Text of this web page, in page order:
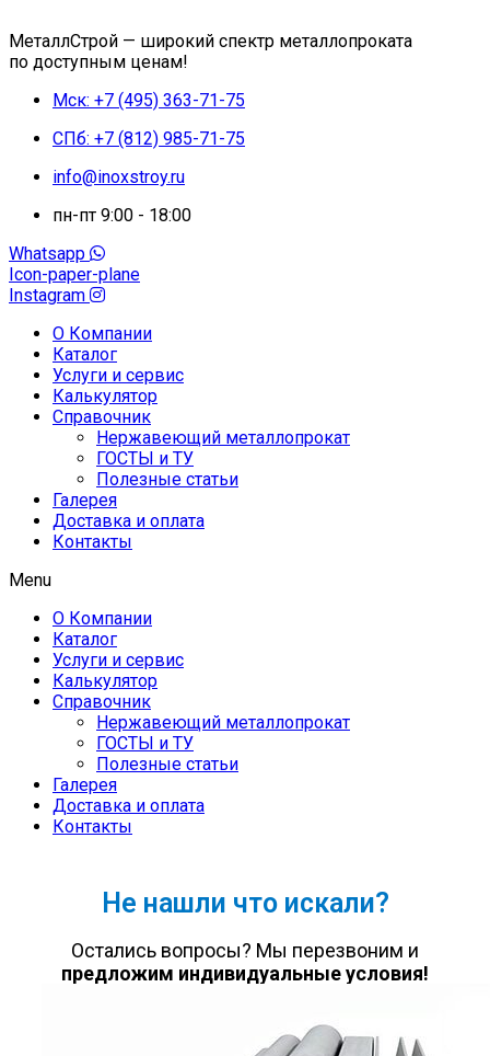
МеталлСтрой — широкий спектр металлопроката
по доступным ценам!
Мск: +7 (495) 363-71-75
СПб: +7 (812) 985-71-75
info@inoxstroy.ru
пн-пт 9:00 - 18:00
Whatsapp
Icon-paper-plane
Instagram
О Компании
Каталог
Услуги и сервис
Калькулятор
Справочник
Нержавеющий металлопрокат
ГОСТЫ и ТУ
Полезные статьи
Галерея
Доставка и оплата
Контакты
Menu
О Компании
Каталог
Услуги и сервис
Калькулятор
Справочник
Нержавеющий металлопрокат
ГОСТЫ и ТУ
Полезные статьи
Галерея
Доставка и оплата
Контакты
Не нашли что искали?
Остались вопросы? Мы перезвоним и
предложим индивидуальные условия!